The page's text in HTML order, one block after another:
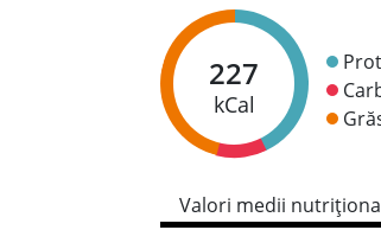
227
kCal
Valori medii